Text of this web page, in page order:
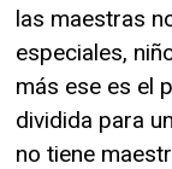
las maestras
especiales,
más ese es el
dividida para
no tiene